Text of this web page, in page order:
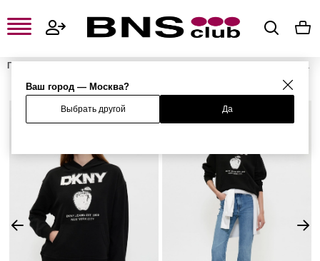
Ваш город — Москва?
Выбрать другой Да
Главная
Женская одежда